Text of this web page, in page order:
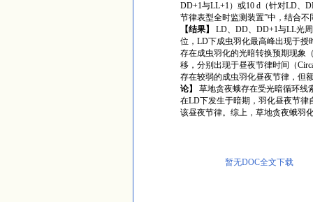
DD+1与LL+1）或10 d（针对LD、
节律表型全时监测装置”中，结合
【结果】
LD、DD、DD+1与LL光
位，LD下成虫羽化最高峰出现于授
存在成虫羽化的光暗转换预期现象
移，分别出现于昼夜节律时间（
存在较弱的成虫羽化昼夜节律，但
论】
草地贪夜蛾存在受光暗循环线
在LD下发生于暗期，羽化昼夜节律
该昼夜节律。综上，草地贪夜蛾羽
暂无DOC全文下载